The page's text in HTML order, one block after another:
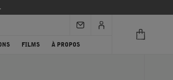
.
FILMS À PROPOS